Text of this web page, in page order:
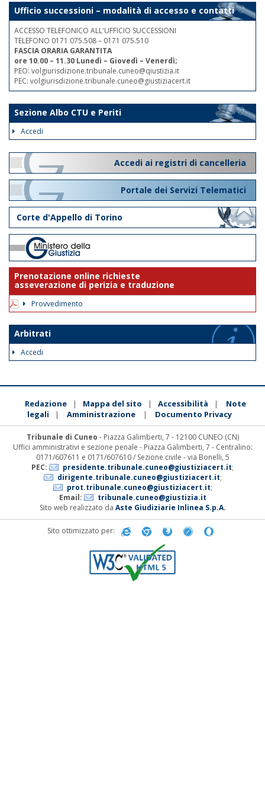
Ufficio successioni – modalità di accesso e contatti
ACCESSO TELEFONICO ALL'UFFICIO SUCCESSIONI
TELEFONO 0171 075.508 – 0171 075.510
FASCIA ORARIA GARANTITA
ore 10.00 – 11.30 Lunedì – Giovedì – Venerdì;
PEO: volgiurisdizione.tribunale.cuneo@qiustizia.it
PEC: volgiurisdizione.tribunale.cuneo@giustiziacert.it
Sezione Albo CTU e Periti
Accedi
Accedi ai registri di cancelleria
Portale dei Servizi Telematici
Corte d'Appello di Torino
Prenotazione online richieste
asseverazione di perizia e traduzione
Provvedimento
Arbitrati
Accedi
Redazione | Mappa del sito | Accessibilità |
Note
legali
| Amministrazione | Documento Privacy
Tribunale di Cuneo - Piazza Galimberti, 7 - 12100 CUNEO (CN)
Uffici amministrativi e sezione penale - Piazza Galimberti, 7 - Centralino:
0171/607611 e 0171/607610 / Sezione civile - via Bonelli, 5
PEC:
presidente.tribunale.cuneo@giustiziacert.it;
dirigente.tribunale.cuneo@giustiziacert.it;
prot.tribunale.cuneo@giustiziacert.it;
Email:
tribunale.cuneo@giustizia.it
Sito web realizzato da Aste Giudiziarie Inlinea S.p.A.
Sito ottimizzato per: